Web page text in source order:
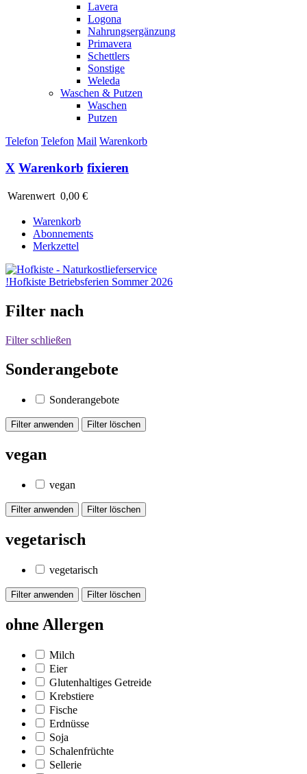
Lavera
Logona
Nahrungsergänzung
Primavera
Schettlers
Sonstige
Weleda
Waschen & Putzen
Waschen
Putzen
Telefon Telefon Mail Warenkorb
X Warenkorb fixieren
Warenwert 0,00 €
Warenkorb
Abonnements
Merkzettel
!Hofkiste Betriebsferien Sommer 2026
Filter nach
Filter schließen
Sonderangebote
Sonderangebote
vegan
vegan
vegetarisch
vegetarisch
ohne Allergen
Milch
Eier
Glutenhaltiges Getreide
Krebstiere
Fische
Erdnüsse
Soja
Schalenfrüchte
Sellerie